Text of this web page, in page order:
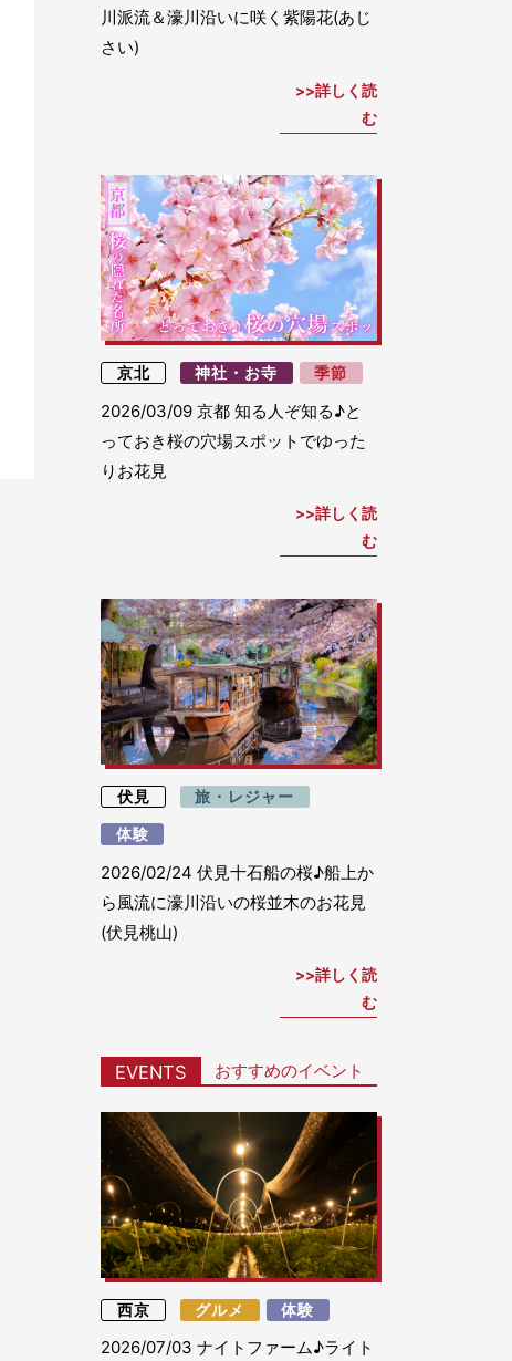
川派流＆濠川沿いに咲く紫陽花(あじ
さい)
詳しく読
む
京北 神社・お寺 季節
2026/03/09 京都 知る人ぞ知る♪と
っておき桜の穴場スポットでゆった
りお花見
詳しく読
む
伏見 旅・レジャー
体験
2026/02/24 伏見十石船の桜♪船上か
ら風流に濠川沿いの桜並木のお花見
(伏見桃山)
詳しく読
む
EVENTS おすすめのイベント
西京 グルメ 体験
2026/07/03 ナイトファーム♪ライト